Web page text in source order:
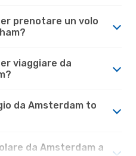
prenotare un volo
viaggiare da
da Amsterdam to
da Amsterdam a